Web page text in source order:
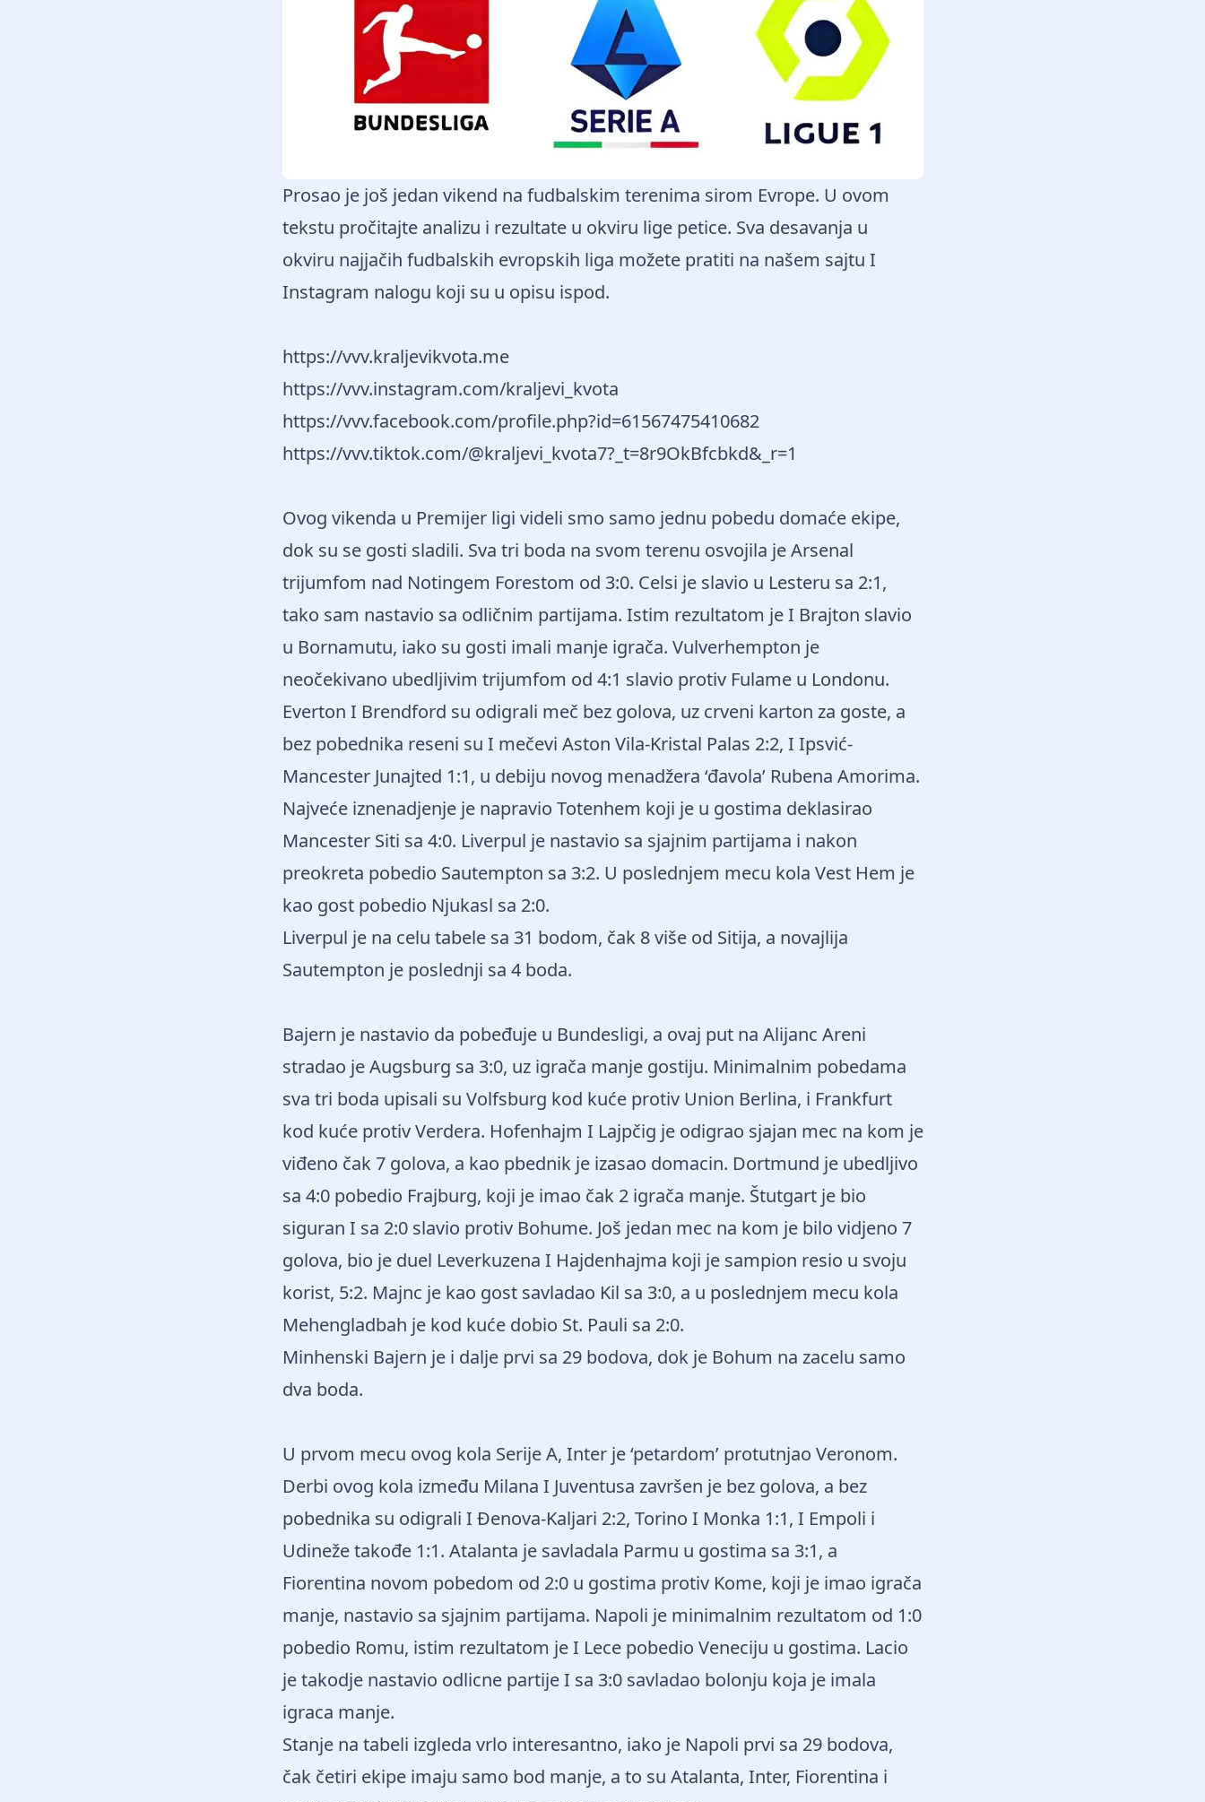
Prosao je još jedan vikend na fudbalskim terenima sirom Evrope. U ovom
tekstu pročitajte analizu i rezultate u okviru lige petice. Sva desavanja u
okviru najjačih fudbalskih evropskih liga možete pratiti na našem sajtu I
Instagram nalogu koji su u opisu ispod.
https://vvv.kraljevikvota.me
https://vvv.instagram.com/kraljevi_kvota
https://vvv.facebook.com/profile.php?id=61567475410682
https://vvv.tiktok.com/@kraljevi_kvota7?_t=8r9OkBfcbkd&_r=1
Ovog vikenda u Premijer ligi videli smo samo jednu pobedu domaće ekipe,
dok su se gosti sladili. Sva tri boda na svom terenu osvojila je Arsenal
trijumfom nad Notingem Forestom od 3:0. Celsi je slavio u Lesteru sa 2:1,
tako sam nastavio sa odličnim partijama. Istim rezultatom je I Brajton slavio
u Bornamutu, iako su gosti imali manje igrača. Vulverhempton je
neočekivano ubedljivim trijumfom od 4:1 slavio protiv Fulame u Londonu.
Everton I Brendford su odigrali meč bez golova, uz crveni karton za goste, a
bez pobednika reseni su I mečevi Aston Vila-Kristal Palas 2:2, I Ipsvić-
Mancester Junajted 1:1, u debiju novog menadžera ‘đavola’ Rubena Amorima.
Najveće iznenadjenje je napravio Totenhem koji je u gostima deklasirao
Mancester Siti sa 4:0. Liverpul je nastavio sa sjajnim partijama i nakon
preokreta pobedio Sautempton sa 3:2. U poslednjem mecu kola Vest Hem je
kao gost pobedio Njukasl sa 2:0.
Liverpul je na celu tabele sa 31 bodom, čak 8 više od Sitija, a novajlija
Sautempton je poslednji sa 4 boda.
Bajern je nastavio da pobeđuje u Bundesligi, a ovaj put na Alijanc Areni
stradao je Augsburg sa 3:0, uz igrača manje gostiju. Minimalnim pobedama
sva tri boda upisali su Volfsburg kod kuće protiv Union Berlina, i Frankfurt
kod kuće protiv Verdera. Hofenhajm I Lajpčig je odigrao sjajan mec na kom je
viđeno čak 7 golova, a kao pbednik je izasao domacin. Dortmund je ubedljivo
sa 4:0 pobedio Frajburg, koji je imao čak 2 igrača manje. Štutgart je bio
siguran I sa 2:0 slavio protiv Bohume. Još jedan mec na kom je bilo vidjeno 7
golova, bio je duel Leverkuzena I Hajdenhajma koji je sampion resio u svoju
korist, 5:2. Majnc je kao gost savladao Kil sa 3:0, a u poslednjem mecu kola
Mehengladbah je kod kuće dobio St. Pauli sa 2:0.
Minhenski Bajern je i dalje prvi sa 29 bodova, dok je Bohum na zacelu samo
dva boda.
U prvom mecu ovog kola Serije A, Inter je ‘petardom’ protutnjao Veronom.
Derbi ovog kola između Milana I Juventusa završen je bez golova, a bez
pobednika su odigrali I Đenova-Kaljari 2:2, Torino I Monka 1:1, I Empoli i
Udineže takođe 1:1. Atalanta je savladala Parmu u gostima sa 3:1, a
Fiorentina novom pobedom od 2:0 u gostima protiv Kome, koji je imao igrača
manje, nastavio sa sjajnim partijama. Napoli je minimalnim rezultatom od 1:0
pobedio Romu, istim rezultatom je I Lece pobedio Veneciju u gostima. Lacio
je takodje nastavio odlicne partije I sa 3:0 savladao bolonju koja je imala
igraca manje.
Stanje na tabeli izgleda vrlo interesantno, iako je Napoli prvi sa 29 bodova,
čak četiri ekipe imaju samo bod manje, a to su Atalanta, Inter, Fiorentina i